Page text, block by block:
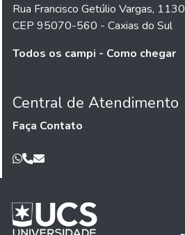
Rua Francisco Getúlio Vargas, 1130
CEP 95070-560 - Caxias do Sul
Todos os campi - Como chegar
Central de Atendimento
Faça Contato